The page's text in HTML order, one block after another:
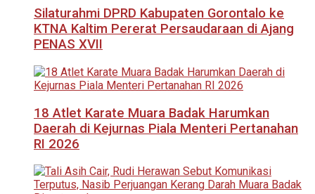
Silaturahmi DPRD Kabupaten Gorontalo ke
KTNA Kaltim Pererat Persaudaraan di Ajang
PENAS XVII
18 Atlet Karate Muara Badak Harumkan
Daerah di Kejurnas Piala Menteri Pertanahan
RI 2026